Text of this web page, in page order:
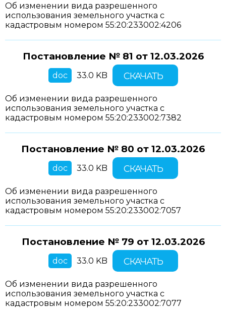
Об изменении вида разрешенного
использования земельного участка с
кадастровым номером 55:20:233002:4206
Постановление № 81 от 12.03.2026
doc 33.0 KB СКАЧАТЬ
Об изменении вида разрешенного
использования земельного участка с
кадастровым номером 55:20:233002:7382
Постановление № 80 от 12.03.2026
doc 33.0 KB СКАЧАТЬ
Об изменении вида разрешенного
использования земельного участка с
кадастровым номером 55:20:233002:7057
Постановление № 79 от 12.03.2026
doc 33.0 KB СКАЧАТЬ
Об изменении вида разрешенного
использования земельного участка с
кадастровым номером 55:20:233002:7077